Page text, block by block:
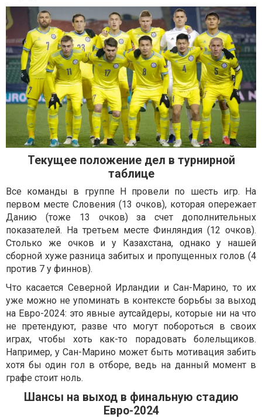
Текущее положение дел в турнирной
таблице
Все команды в группе H провели по шесть игр. На
первом месте Словения (13 очков), которая опережает
Данию (тоже 13 очков) за счет дополнительных
показателей. На третьем месте Финляндия (12 очков).
Столько же очков и у Казахстана, однако у нашей
сборной хуже разница забитых и пропущенных голов (4
против 7 у финнов).
Что касается Северной Ирландии и Сан-Марино, то их
уже можно не упоминать в контексте борьбы за выход
на Евро-2024: это явные аутсайдеры, которые ни на что
не претендуют, разве что могут побороться в своих
играх, чтобы хоть как-то порадовать болельщиков.
Например, у Сан-Марино может быть мотивация забить
хотя бы один гол в отборе, ведь на данный момент в
графе стоит ноль.
Шансы на выход в финальную стадию
Евро-2024